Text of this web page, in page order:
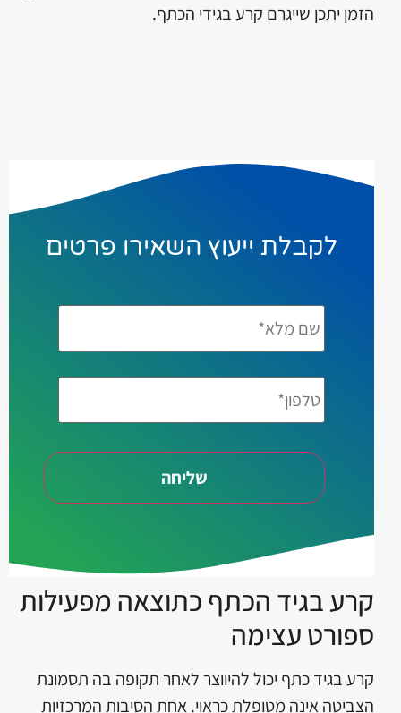
הזמן יתכן שייגרם קרע בגידי הכתף.
לקבלת ייעוץ השאירו פרטים
שם
מלא* *
טלפון*
קרע בגיד הכתף כתוצאה מפעילות
ספורט עצימה
קרע בגיד כתף יכול להיווצר לאחר תקופה בה תסמונת
הצביטה אינה מטופלת כראוי. אחת הסיבות המרכזיות